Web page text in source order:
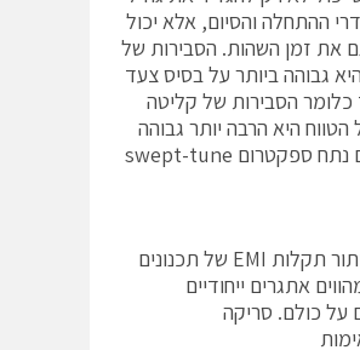
ההתחלה והסיום, אלא יכול
את זמן השהות. הסבירות של
גבוהה ביותר על בסיס צעד
הסבירות של קליטה
הטווח היא הרבה יותר גבוהה
מאשר עם נתח ספקטרום swept-tune
אבחון ואיתור תקלות EMI של תכנונים
אתגרים ייחודיים
על כולם. סריקה